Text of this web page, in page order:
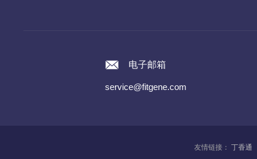
电子邮箱
service@fitgene.com
友情链接： 丁香通